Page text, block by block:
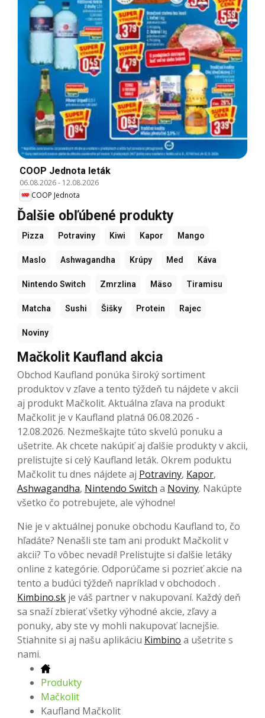
COOP Jednota leták
06.08.2026- 12.08.2026
COOP Jednota
Ďalšie obľúbené produkty
Pizza Potraviny Kiwi Kapor Mango
Maslo Ashwagandha Krúpy Med Káva
Nintendo Switch Zmrzlina Mäso Tiramisu
Matcha Sushi Šišky Protein Rajec
Noviny
Mačkolit Kaufland akcia
Obchod Kaufland ponúka široký sortiment
produktov v zľave a tento týždeň tu nájdete v akcii
aj produkt Mačkolit. Aktuálna zľava na produkt
Mačkolit je v Kaufland platná 06.08.2026 -
12.08.2026. Nezmeškajte túto skvelú ponuku a
ušetrite. Ak chcete nakúpiť aj ďalšie produkty v akcii,
prelistujte si celý Kaufland leták. Okrem poduktu
Mačkolit tu dnes nájdete aj Potraviny, Kapor,
Ashwagandha, Nintendo Switch a Noviny. Nakúpte
všetko čo potrebujete, ale výhodne!
Nie je v aktuálnej ponuke obchodu Kaufland to, čo
hľadáte? Nenašli ste tam ani produkt Mačkolit v
akcii? To vôbec nevadí! Prelistujte si ďalšie letáky
online z kategórie. Odporúčame si pozrieť akcie na
tento a budúci týždeň napríklad v obchodoch .
Kimbino.sk je váš partner v nakupovaní. Každý deň
sa snaží zbierať všetky výhodné akcie, zľavy a
ponuky, aby ste vy mohli nakupovať lacnejšie.
Stiahnite si aj našu aplikáciu Kimbino a ušetrite s
nami.
Produkty
Mačkolit
Kaufland Mačkolit